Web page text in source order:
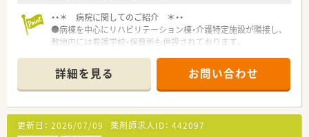
・・＊ 病院に関してのご紹介 ＊・・
●病棟を中心にリハビリテーション棟・介護特定施設が隣接し、
敷地内には看護学校・保育所も併設されております。
アップできる環境が整っています。
●薬剤部は、男女比が半々で、幅広い年齢層で構成されていま
す。
薬局長は50代男性で、新卒から花巻総合病院にお勤めのベテラ
ン薬剤師です。
経験が浅くても不安なことは確認しながら、安心して働ける環境
詳細を見る お問い合わせ
更新日： 2026/07/09 薬剤師求人ID： 442097